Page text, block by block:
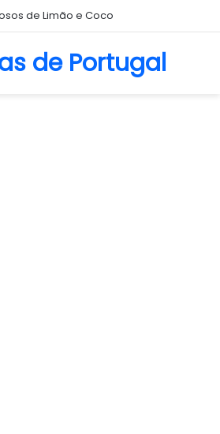
de Portugal